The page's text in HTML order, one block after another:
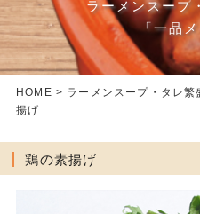
ラーメンスープ
「一品
HOME > ラーメンスープ・タレ繁
揚げ
鶏の素揚げ